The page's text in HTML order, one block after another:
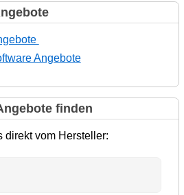
Angebote
finden
direkt vom Hersteller: